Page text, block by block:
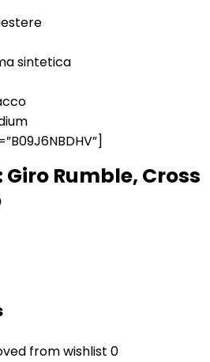
sintetica
Giro Rumble, Cross
from wishlist 0